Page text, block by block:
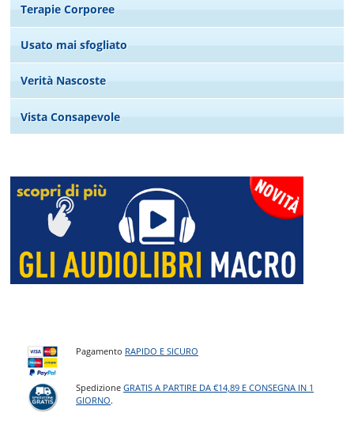
Terapie Corporee
Usato mai sfogliato
Verità Nascoste
Vista Consapevole
Pagamento RAPIDO E SICURO
SpedizioneGRATIS A PARTIRE DA €14,89 E CONSEGNA IN 1
GIORNO.